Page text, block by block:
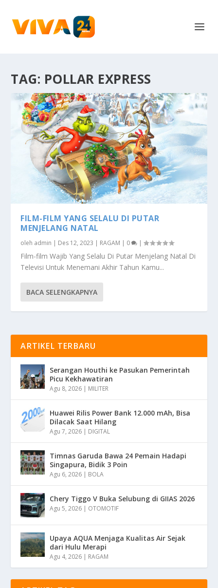
TAG: POLLAR EXPRESS
FILM-FILM YANG SELALU DI PUTAR
MENJELANG NATAL
oleh admin | Des 12, 2023 | RAGAM | 0 |
Film-film Wajib Yang Selalu Di Putar Menjelang Natal Di
Televisi Untuk Menemani Akhir Tahun Kamu...
BACA SELENGKAPNYA
ARTIKEL TERBARU
Serangan Houthi ke Pasukan Pemerintah
Picu Kekhawatiran
Agu 8, 2026 | MILITER
Huawei Rilis Power Bank 12.000 mAh, Bisa
Dilacak Saat Hilang
Agu 7, 2026 | DIGITAL
Timnas Garuda Bawa 24 Pemain Hadapi
Singapura, Bidik 3 Poin
Agu 6, 2026 | BOLA
Chery Tiggo V Buka Selubung di GIIAS 2026
Agu 5, 2026 | OTOMOTIF
Upaya AQUA Menjaga Kualitas Air Sejak
dari Hulu Merapi
Agu 4, 2026 | RAGAM